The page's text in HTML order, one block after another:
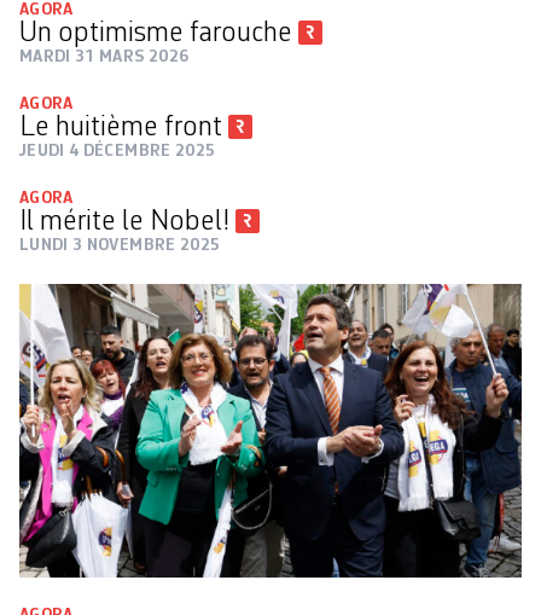
AGORA
Un optimisme farouche
MARDI 31 MARS 2026
AGORA
Le huitième front
JEUDI 4 DÉCEMBRE 2025
AGORA
Il mérite le Nobel!
LUNDI 3 NOVEMBRE 2025